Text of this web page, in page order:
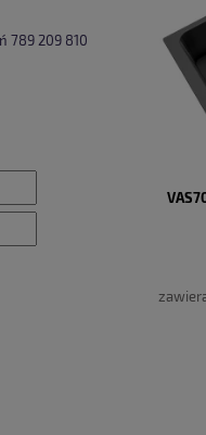
789 209 810